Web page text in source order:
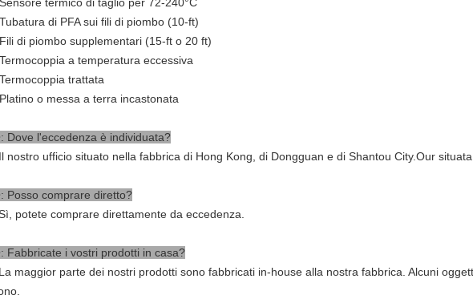
di PFA sui fili di piombo (10-ft)
di piombo supplementari (15-ft o 20 ft)
a temperatura eccessiva
trattata
o messa a terra incastonata
Dove l'eccedenza è individuata?
nostro ufficio situato nella fabbrica di Hong Kong, di Dongguan e di Shantou City.Our situata
Posso comprare diretto?
potete comprare direttamente da eccedenza.
Fabbricate i vostri prodotti in casa?
maggior parte dei nostri prodotti sono fabbricati in-house alla nostra fabbrica. Alcuni